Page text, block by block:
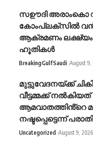
സഊദി അരാംകൊ
കോംപ്ലക്സിൽ വൻ
ആക്രമണം ലക്ഷ്യം
ഹൂതികൾ
BreakingGulfSaudi August 9,
മുട്ടുവേദനയ്ക്ക്
വീട്ടമ്മക്ക് നൽകിയത്
ആമവാതത്തിൻ്റെ
നഷ്ടപ്പെട്ടെന്ന് പരാതി
Uncategorized August 9, 2026